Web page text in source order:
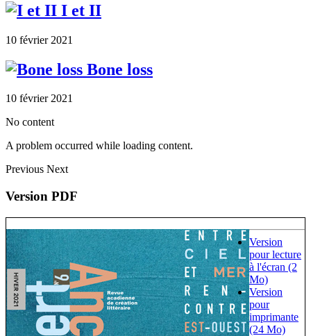
I et II
10 février 2021
Bone loss
10 février 2021
No content
A problem occurred while loading content.
Previous Next
Version PDF
Version
pour lecture
à l'écran (2
Mo)
Version
pour
imprimante
(24 Mo)